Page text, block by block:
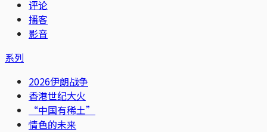
评论
播客
影音
系列
2026伊朗战争
香港世纪大火
“中国有稀土”
情色的未来